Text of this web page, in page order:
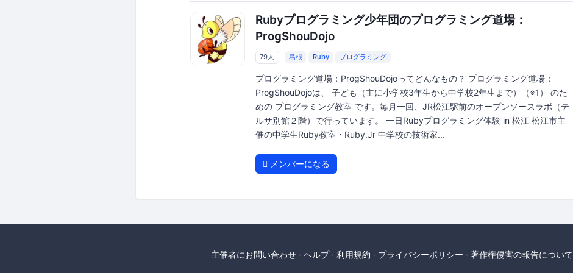
Rubyプログラミング少年団のプログラミング道場：
ProgShouDojo
79人 島根 Ruby プログラミング
プログラミング道場：ProgShouDojoってどんなもの？ プログラミング道場：
ProgShouDojoは、 子ども（主に小学校3年生から中学校2年生まで）（※1） のた
めの プログラミング教室 です。毎月一回、JR松江駅前のオープンソースラボ（テ
ルサ別館２階）で行っています。 一日Rubyプログラミング体験 in 松江 松江市主
催の中学生Ruby教室・Ruby.Jr 中学校の技術家...
メンバーになる
主催者にお問い合わせ ヘルプ 利用規約 プライバシーポリシー 著作権侵害の報告について